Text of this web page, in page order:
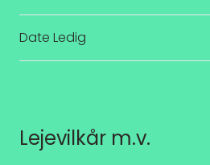
Date Ledig
Lejevilkår m.v.